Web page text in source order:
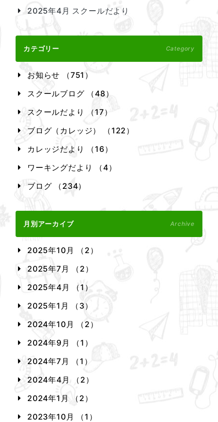
2025年4月 スクールだより
カテゴリー Category
お知らせ （751）
スクールブログ （48）
スクールだより （17）
ブログ（カレッジ） （122）
カレッジだより （16）
ワーキングだより （4）
ブログ （234）
月別アーカイブ Archive
2025年10月 （2）
2025年7月 （2）
2025年4月 （1）
2025年1月 （3）
2024年10月 （2）
2024年9月 （1）
2024年7月 （1）
2024年4月 （2）
2024年1月 （2）
2023年10月 （1）